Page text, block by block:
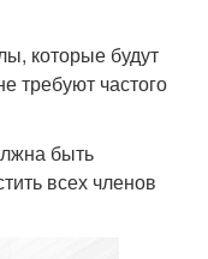
которые будут
требуют частого
быть
всех членов